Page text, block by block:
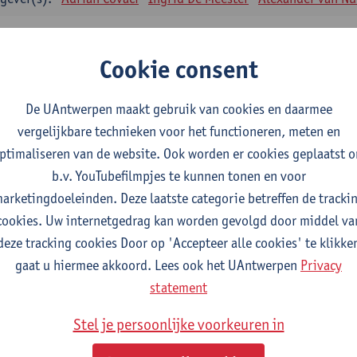
farmacie en biofarmacie II
Filip Kiekens
farmacie en biofarmacie II: praktijk
1E SEM
studiepunten
Filip Kiekens
structuurbepaling van geneesmiddelen
1E SEM
Tess De Bruyne Alexander van Nuijs Emmy Tuenter
en farmaceutische zorg I
Guido De Meyer Hans De Loof
Cookie consent
De UAntwerpen maakt gebruik van cookies en daarmee
vergelijkbare technieken voor het functioneren, meten en
van de website. Ook worden er cookies geplaatst
b.v. YouTubefilmpjes te kunnen tonen en voor
Deze laatste categorie betreffen de
Uw internetgedrag kan worden gevolgd door middel
tracking cookies Door op 'Accepteer alle cookies' te
gaat u hiermee akkoord. Lees ook het UAntwerpen Privacy
statement
Stel je persoonlijke voorkeuren in